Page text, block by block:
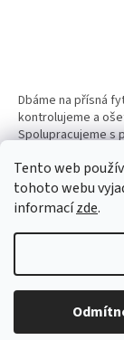
Tento web
tohoto webu
informacízde.
Dbáme na přísná
kontrolujeme a
Spolupracujeme s
Copyright 2026